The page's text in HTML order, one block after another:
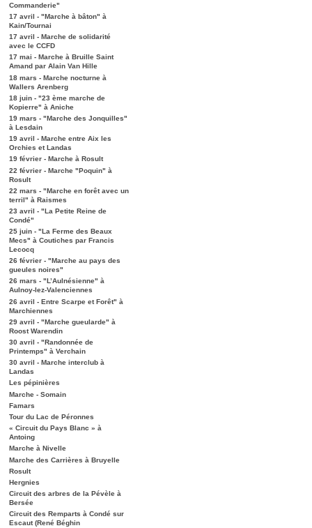
Commanderie"
17 avril - "Marche à bâton" à
Kain/Tournai
17 avril - Marche de solidarité
avec le CCFD
17 mai - Marche à Bruille Saint
Amand par Alain Van Hille
18 mars - Marche nocturne à
Wallers Arenberg
18 juin - "23 ème marche de
Kopierre" à Aniche
19 mars - "Marche des Jonquilles"
à Lesdain
19 avril - Marche entre Aix les
Orchies et Landas
19 février - Marche à Rosult
22 février - Marche "Poquin" à
Rosult
22 mars - "Marche en forêt avec un
terril" à Raismes
23 avril - "La Petite Reine de
Condé"
25 juin - "La Ferme des Beaux
Mecs" à Coutiches par Francis
Lecocq
26 février - "Marche au pays des
gueules noires"
26 mars - "L’Aulnésienne" à
Aulnoy-lez-Valenciennes
26 avril - Entre Scarpe et Forêt" à
Marchiennes
29 avril - "Marche gueularde" à
Roost Warendin
30 avril - "Randonnée de
Printemps" à Verchain
30 avril - Marche interclub à
Landas
Les pépinières
Marche - Somain
Famars
Tour du Lac de Péronnes
« Circuit du Pays Blanc » à
Antoing
Marche à Nivelle
Marche des Carrières à Bruyelle
Rosult
Hergnies
Circuit des arbres de la Pévèle à
Bersée
Circuit des Remparts à Condé sur
Escaut (René Béghin